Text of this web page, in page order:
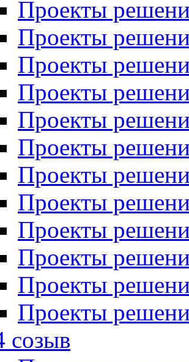
Проекты
Проекты
Проекты
Проекты
Проекты
Проекты
Проекты
Проекты
Проекты
Проекты
Проекты
Проекты
созыв